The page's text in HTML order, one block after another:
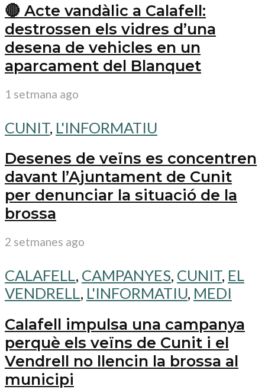
🔴 Acte vandàlic a Calafell:
destrossen els vidres d’una
desena de vehicles en un
aparcament del Blanquet
1 setmana ago
CUNIT, L'INFORMATIU
Desenes de veïns es concentren
davant l’Ajuntament de Cunit
per denunciar la situació de la
brossa
2 setmanes ago
CALAFELL, CAMPANYES, CUNIT, EL
VENDRELL, L'INFORMATIU, MEDI
Calafell impulsa una campanya
perquè els veïns de Cunit i el
Vendrell no llencin la brossa al
municipi